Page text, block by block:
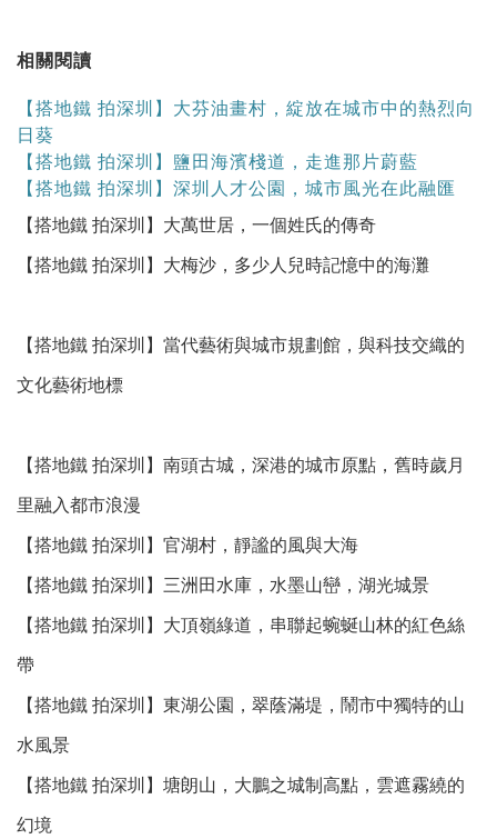
相關閱讀
【搭地鐵 拍深圳】大芬油畫村，綻放在城市中的熱烈向
日葵
【搭地鐵 拍深圳】鹽田海濱棧道，走進那片蔚藍
【搭地鐵 拍深圳】深圳人才公園，城市風光在此融匯
【搭地鐵 拍深圳】大萬世居，一個姓氏的傳奇
【搭地鐵 拍深圳】大梅沙，多少人兒時記憶中的海灘
【搭地鐵 拍深圳】當代藝術與城市規劃館，與科技交織的
文化藝術地標
【搭地鐵 拍深圳】南頭古城，深港的城市原點，舊時歲月
里融入都市浪漫
【搭地鐵 拍深圳】官湖村，靜謐的風與大海
【搭地鐵 拍深圳】三洲田水庫，水墨山巒，湖光城景
【搭地鐵 拍深圳】大頂嶺綠道，串聯起蜿蜒山林的紅色絲
帶
【搭地鐵 拍深圳】東湖公園，翠蔭滿堤，鬧市中獨特的山
水風景
【搭地鐵 拍深圳】塘朗山，大鵬之城制高點，雲遮霧繞的
幻境